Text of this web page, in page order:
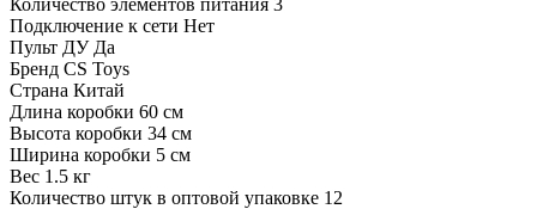
Подключение к сети Нет
Пульт ДУ Да
Бренд CS Toys
Страна Китай
Длина коробки 60 см
Высота коробки 34 см
Ширина коробки 5 см
Вес 1.5 кг
Количество штук в оптовой упаковке 12